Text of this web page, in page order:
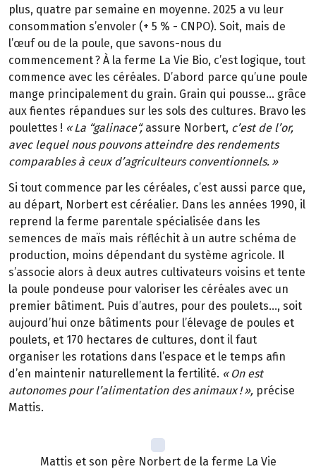
plus, quatre par semaine en moyenne. 2025 a vu leur
consommation s’envoler (+ 5 % - CNPO). Soit, mais de
l’œuf ou de la poule, que savons-nous du
commencement? À la ferme La Vie Bio, c’est logique, tout
commence avec les céréales. D’abord parce qu’une poule
mange principalement du grain. Grain qui pousse… grâce
aux fientes répandues sur les sols des cultures. Bravo les
poulettes ! « La “galinace“,assure Norbert, c’est de l’or,
avec lequel nous pouvons atteindre des rendements
comparables à ceux d’agriculteurs conventionnels. »
Si tout commence par les céréales, c’est aussi parce que,
au départ, Norbert est céréalier. Dans les années 1990, il
reprend la ferme parentale spécialisée dans les
semences de maïs mais réfléchit à un autre schéma de
production, moins dépendant du système agricole. Il
s’associe alors à deux autres cultivateurs voisins et tente
la poule pondeuse pour valoriser les céréales avec un
premier bâtiment. Puis d’autres, pour des poulets…, soit
aujourd’hui onze bâtiments pour l’élevage de poules et
poulets, et 170 hectares de cultures, dont il faut
organiser les rotations dans l’espace et le temps afin
d’en maintenir naturellement la fertilité. « On est
autonomes pour l’alimentation des animaux ! », précise
Mattis.
Mattis et son père Norbert de la ferme La Vie